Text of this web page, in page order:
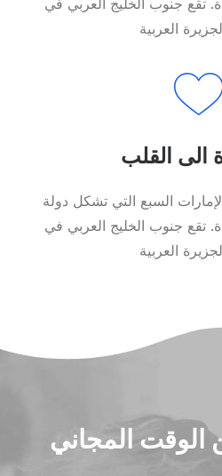
تقع جنوب الخليج العربي في
الى القلب
السبع التي تشكل دولة
تقع جنوب الخليج العربي في
الوقت المجاني